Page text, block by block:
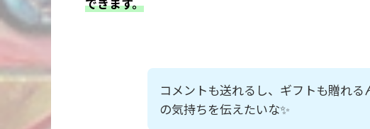
コメントも送れるし、ギフトも贈れ
の気持ちを伝えたいな✨